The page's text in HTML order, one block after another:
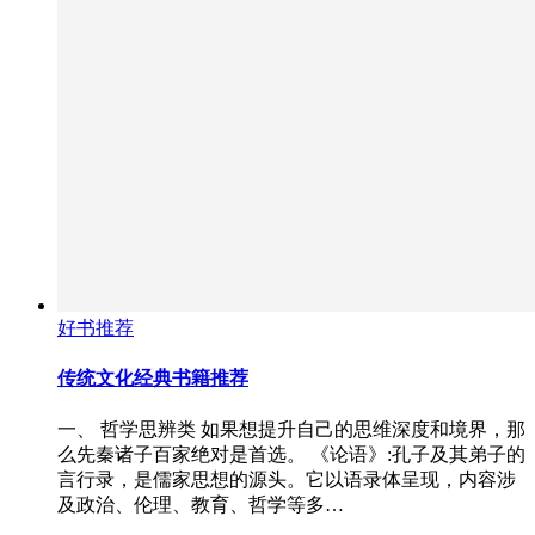
好书推荐
传统文化经典书籍推荐
一、 哲学思辨类 如果想提升自己的思维深度和境界，那
么先秦诸子百家绝对是首选。 《论语》:孔子及其弟子的
言行录，是儒家思想的源头。它以语录体呈现，内容涉
及政治、伦理、教育、哲学等多…